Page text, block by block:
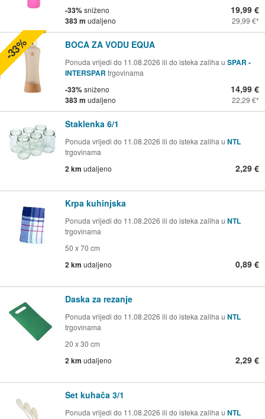
-33%sniženo
383 m udaljeno
19,99 €
29,99 €
BOCA ZA VODU EQUA
Ponuda vrijedi do 11.08.2026 ili do isteka zaliha u SPAR -
INTERSPAR trgovinama
-33%sniženo
383 m udaljeno
14,99 €
22,29 €
-33%
Staklenka 6/1
Ponuda vrijedi do 11.08.2026 ili do isteka zaliha u NTL
trgovinama
2 km udaljeno 2,29 €
Krpa kuhinjska
Ponuda vrijedi do 11.08.2026 ili do isteka zaliha u NTL
trgovinama
50 x 70 cm
2 km udaljeno 0,89 €
Daska za rezanje
Ponuda vrijedi do 11.08.2026 ili do isteka zaliha u NTL
trgovinama
20 x 30 cm
2 km udaljeno 2,29 €
Set kuhača 3/1
Ponuda vrijedi do 11.08.2026 ili do isteka zaliha u NTL